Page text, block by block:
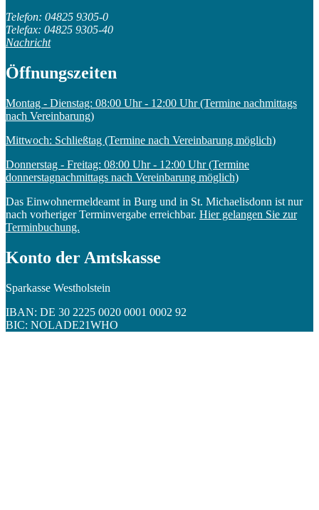
Telefon: 04825 9305-0
Telefax: 04825 9305-40
Nachricht
Öffnungszeiten
Montag - Dienstag: 08:00 Uhr - 12:00 Uhr (Termine nachmittags
nach Vereinbarung)
Mittwoch: Schließtag (Termine nach Vereinbarung möglich)
Donnerstag - Freitag: 08:00 Uhr - 12:00 Uhr (Termine
donnerstagnachmittags nach Vereinbarung möglich)
Das Einwohnermeldeamt in Burg und in St. Michaelisdonn ist nur
nach vorheriger Terminvergabe erreichbar. Hier gelangen Sie zur
Terminbuchung.
Konto der Amtskasse
Sparkasse Westholstein
IBAN: DE 30 2225 0020 0001 0002 92
BIC: NOLADE21WHO